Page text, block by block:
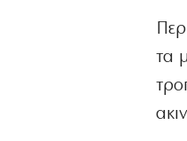
τα